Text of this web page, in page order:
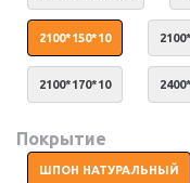
2100*150*10
2100*170*10
Покрытие
ШПОН НАТУРАЛЬНЫЙ